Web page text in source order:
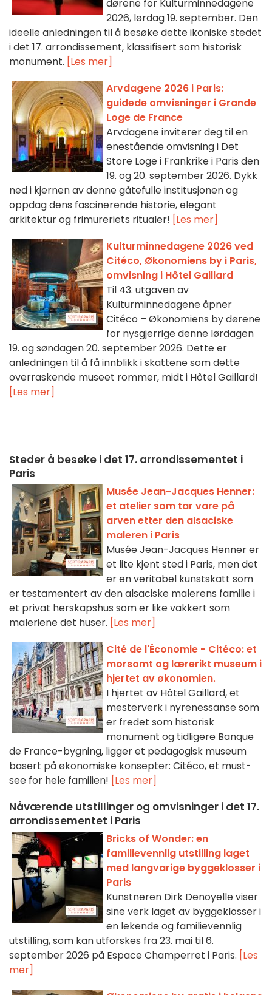
dørene for Kulturminnedagene
2026, lørdag 19. september. Den
ideelle anledningen til å besøke dette ikoniske stedet
i det 17. arrondissement, klassifisert som historisk
monument. [Les mer]
Arvdagene 2026 i Paris:
guidede omvisninger i Grande
Loge de France
Arvdagene inviterer deg til en
enestående omvisning i Det
Store Loge i Frankrike i Paris den
19. og 20. september 2026. Dykk
ned i kjernen av denne gåtefulle institusjonen og
oppdag dens fascinerende historie, elegant
arkitektur og frimureriets ritualer! [Les mer]
Kulturminnedagene 2026 ved
Citéco, Økonomiens by i Paris,
omvisning i Hôtel Gaillard
Til 43. utgaven av
Kulturminnedagene åpner
Citéco – Økonomiens by dørene
for nysgjerrige denne lørdagen
19. og søndagen 20. september 2026. Dette er
anledningen til å få innblikk i skattene som dette
overraskende museet rommer, midt i Hôtel Gaillard!
[Les mer]
Steder å besøke i det 17. arrondissementet i
Paris
Musée Jean-Jacques Henner:
et atelier som tar vare på
arven etter den alsaciske
maleren i Paris
Musée Jean-Jacques Henner er
et lite kjent sted i Paris, men det
er en veritabel kunstskatt som
er testamentert av den alsaciske malerens familie i
et privat herskapshus som er like vakkert som
maleriene det huser. [Les mer]
Cité de l'Économie - Citéco: et
morsomt og lærerikt museum i
hjertet av økonomien.
I hjertet av Hôtel Gaillard, et
mesterverk i nyrenessanse som
er fredet som historisk
monument og tidligere Banque
de France-bygning, ligger et pedagogisk museum
basert på økonomiske konsepter: Citéco, et must-
see for hele familien! [Les mer]
Nåværende utstillinger og omvisninger i det 17.
arrondissementet i Paris
Bricks of Wonder: en
familievennlig utstilling laget
med langvarige byggeklosser i
Paris
Kunstneren Dirk Denoyelle viser
sine verk laget av byggeklosser i
en lekende og familievennlig
utstilling, som kan utforskes fra 23. mai til 6.
september 2026 på Espace Champerret i Paris. [Les
mer]